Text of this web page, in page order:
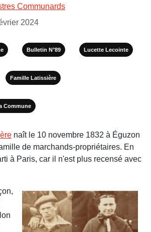
Communards
2024
Bulletin N°89 Lucette Lecointe
Famille Latissière
Commune
naît le 10 novembre 1832 à Éguzon
de marchands-propriétaires. En
à Paris, car il n'est plus recensé avec